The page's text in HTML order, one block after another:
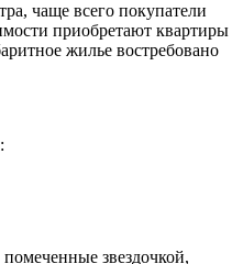
чаще всего покупатели
приобретают квартиры
жилье востребовано
звездочкой,